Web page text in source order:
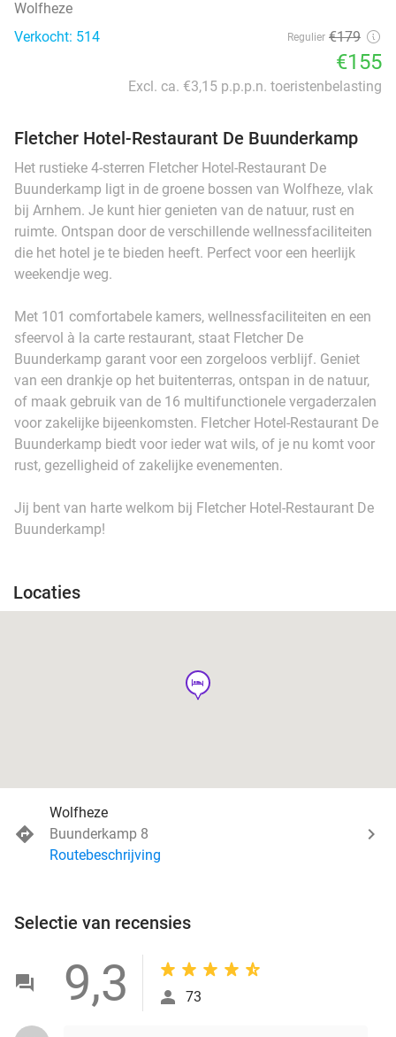
Wolfheze
Verkocht: 514
Regulier €179
€155
Excl. ca. €3,15 p.p.p.n. toeristenbelasting
Fletcher Hotel-Restaurant De Buunderkamp
Het rustieke 4-sterren Fletcher Hotel-Restaurant De
Buunderkamp ligt in de groene bossen van Wolfheze, vlak
bij Arnhem. Je kunt hier genieten van de natuur, rust en
ruimte. Ontspan door de verschillende wellnessfaciliteiten
die het hotel je te bieden heeft. Perfect voor een heerlijk
weekendje weg.
Met 101 comfortabele kamers, wellnessfaciliteiten en een
sfeervol à la carte restaurant, staat Fletcher De
Buunderkamp garant voor een zorgeloos verblijf. Geniet
van een drankje op het buitenterras, ontspan in de natuur,
of maak gebruik van de 16 multifunctionele vergaderzalen
voor zakelijke bijeenkomsten. Fletcher Hotel-Restaurant De
Buunderkamp biedt voor ieder wat wils, of je nu komt voor
rust, gezelligheid of zakelijke evenementen.
Jij bent van harte welkom bij Fletcher Hotel-Restaurant De
Buunderkamp!
Locaties
hotel
Wolfheze
Buunderkamp 8
Routebeschrijving
Selectie van recensies
9,3 73